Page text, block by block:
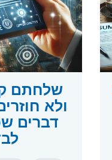
שלחתם
דברים